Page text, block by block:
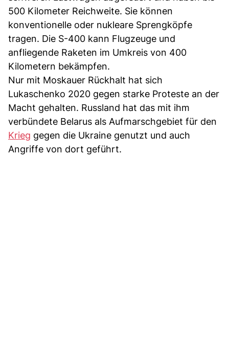
500 Kilometer Reichweite. Sie können
konventionelle oder nukleare Sprengköpfe
tragen. Die S-400 kann Flugzeuge und
anfliegende Raketen im Umkreis von 400
Kilometern bekämpfen.
Nur mit Moskauer Rückhalt hat sich
Lukaschenko 2020 gegen starke Proteste an der
Macht gehalten. Russland hat das mit ihm
verbündete Belarus als Aufmarschgebiet für den
Krieg gegen die Ukraine genutzt und auch
Angriffe von dort geführt.